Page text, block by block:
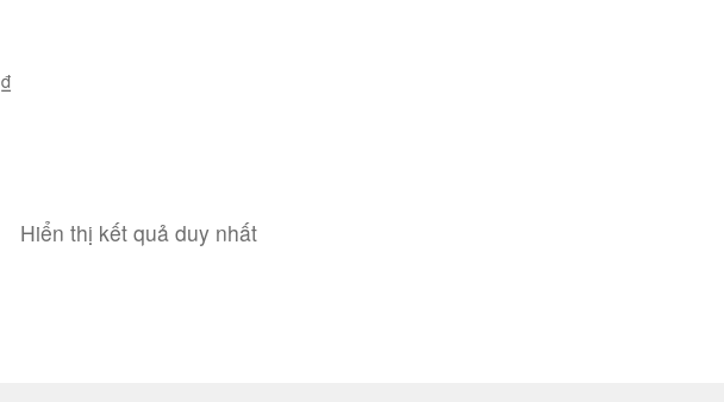
₫
2.500.000₫
Hiển thị kết quả duy nhất